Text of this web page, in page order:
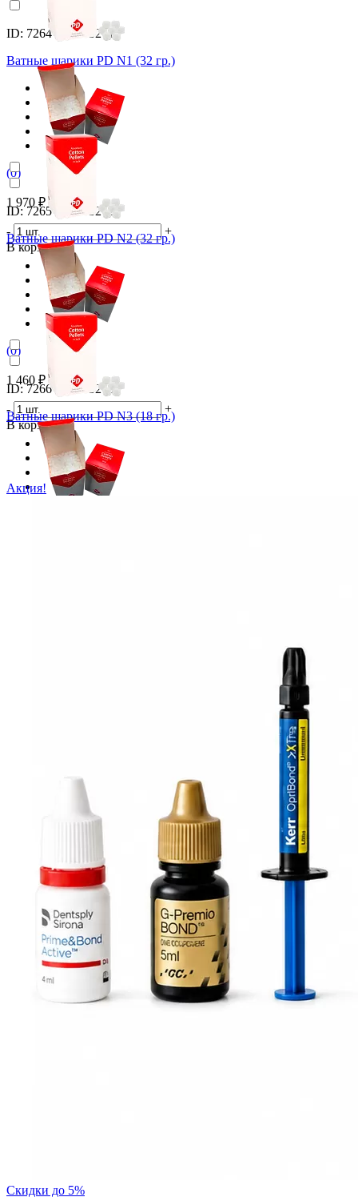
ID: 7264 Арт. 33261
Ватные шарики PD N1 (32 гр.)
(0)
1 970 ₽
-
+
В корзину
ID: 7265 Арт. 33262
Ватные шарики PD N2 (32 гр.)
(0)
1 460 ₽
-
+
В корзину
ID: 7266 Арт. 33263
Ватные шарики PD N3 (18 гр.)
Акция!
Скидки до 5%